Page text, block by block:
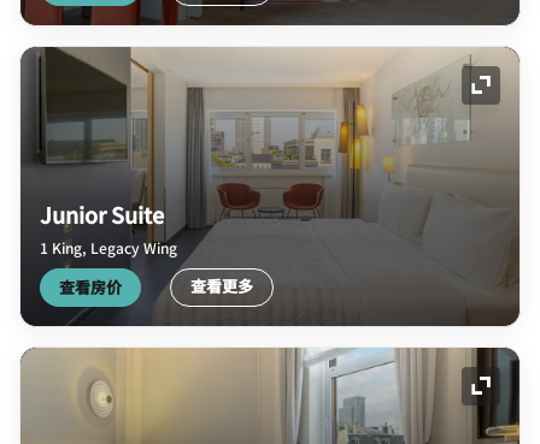
展开
Junior Suite
1 King, Legacy Wing
查看房价 查看更多
展开